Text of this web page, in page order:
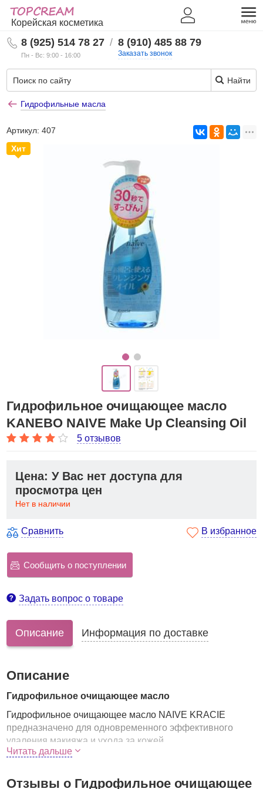
Корейская косметика
8 (925) 514 78 27
Пн - Вс: 9:00 - 16:00
/ 8 (910) 485 88 79
Заказать звонок
Найти
Гидрофильные масла
Артикул:407
Хит
Гидрофильное очищающее масло
KANEBO NAIVE Make Up Cleansing Oil
5 отзывов
Цена: У Вас нет доступа для
просмотра цен
Нет в наличии
Сравнить В избранное
Сообщить о поступлении
Задать вопрос о товаре
Описание Информация по доставке
Описание
Гидрофильное очищающее масло
Гидрофильное очищающее масло NAIVE KRACIE
предназначено для одновременного эффективного
удаления макияжа и ухода за кожей.
Подходит для снятия ББ крема.
Активные компоненты в составе средства удаляют
Читать дальше
Отзывы о Гидрофильное очищающее